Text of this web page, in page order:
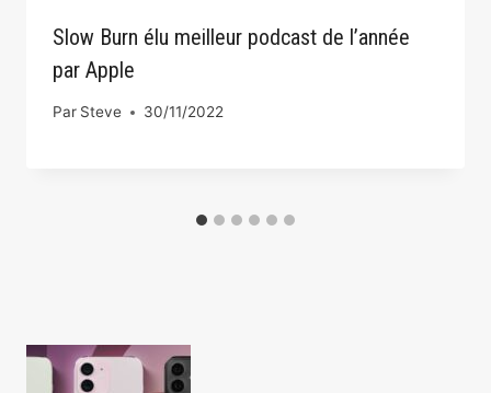
Slow Burn élu meilleur podcast de l’année
par Apple
Par Steve 30/11/2022